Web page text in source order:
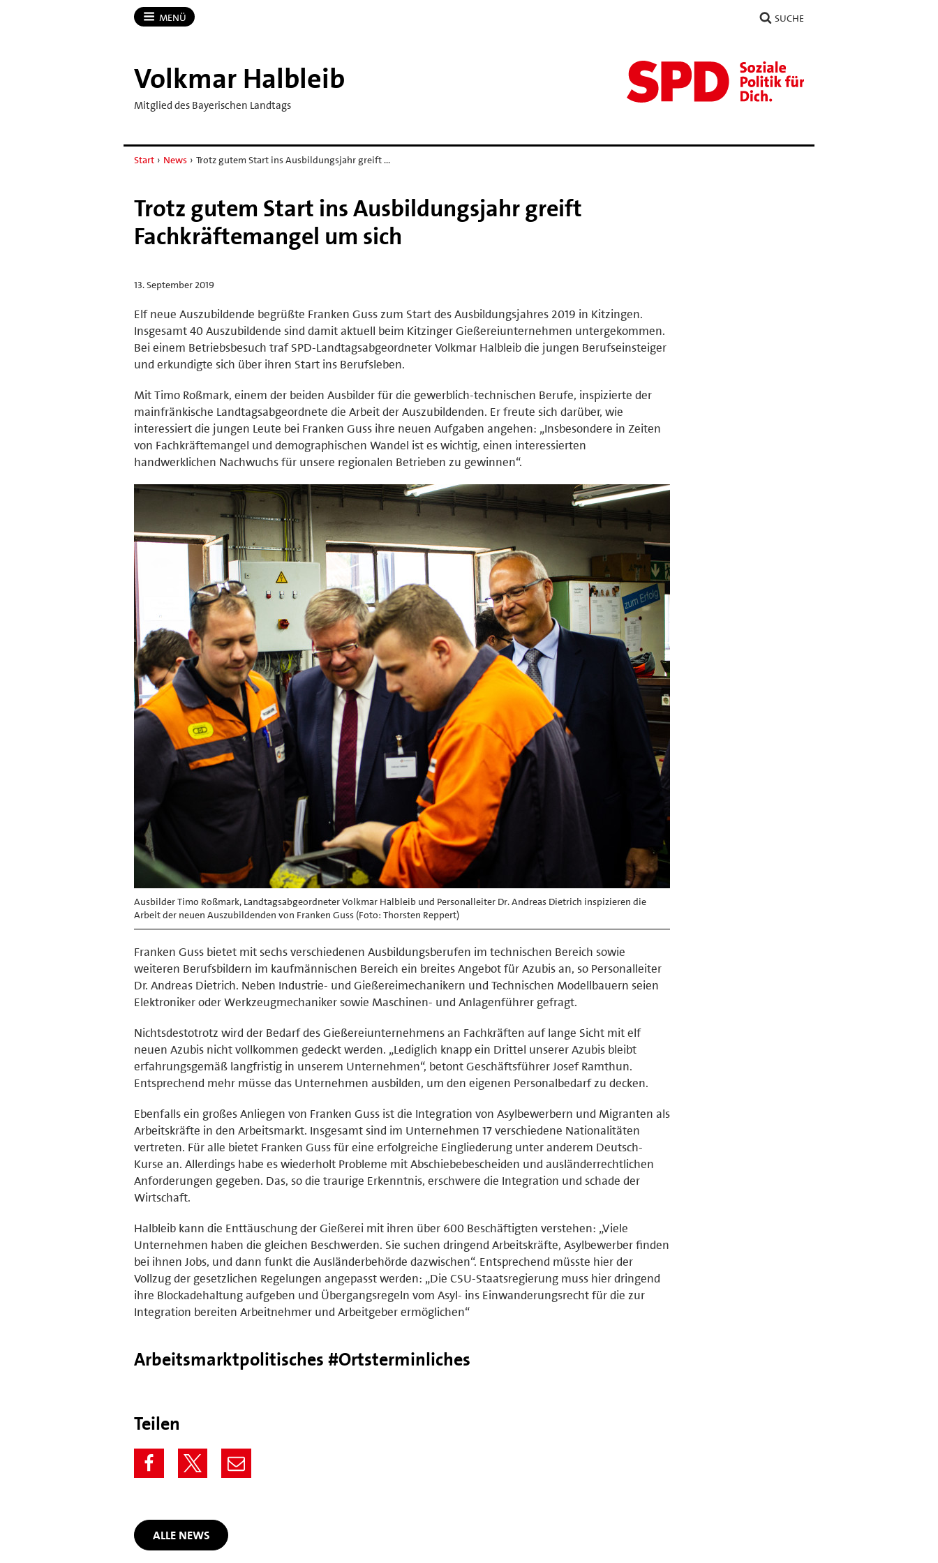
MENÜ SUCHE
Volkmar Halbleib
Mitglied des Bayerischen Landtags
Start › News › Trotz gutem Start ins Ausbildungsjahr greift …
Trotz gutem Start ins Ausbildungsjahr greift
Fachkräftemangel um sich
13. September 2019
Elf neue Auszubildende begrüßte Franken Guss zum Start des Ausbildungsjahres 2019 in Kitzingen.
Insgesamt 40 Auszubildende sind damit aktuell beim Kitzinger Gießereiunternehmen untergekommen.
Bei einem Betriebsbesuch traf SPD-Landtagsabgeordneter Volkmar Halbleib die jungen Berufseinsteiger
und erkundigte sich über ihren Start ins Berufsleben.
Mit Timo Roßmark, einem der beiden Ausbilder für die gewerblich-technischen Berufe, inspizierte der
mainfränkische Landtagsabgeordnete die Arbeit der Auszubildenden. Er freute sich darüber, wie
interessiert die jungen Leute bei Franken Guss ihre neuen Aufgaben angehen: „Insbesondere in Zeiten
von Fachkräftemangel und demographischen Wandel ist es wichtig, einen interessierten
handwerklichen Nachwuchs für unsere regionalen Betrieben zu gewinnen“.
Ausbilder Timo Roßmark, Landtagsabgeordneter Volkmar Halbleib und Personalleiter Dr. Andreas Dietrich inspizieren die
Arbeit der neuen Auszubildenden von Franken Guss (Foto: Thorsten Reppert)
Franken Guss bietet mit sechs verschiedenen Ausbildungsberufen im technischen Bereich sowie
weiteren Berufsbildern im kaufmännischen Bereich ein breites Angebot für Azubis an, so Personalleiter
Dr. Andreas Dietrich. Neben Industrie- und Gießereimechanikern und Technischen Modellbauern seien
Elektroniker oder Werkzeugmechaniker sowie Maschinen- und Anlagenführer gefragt.
Nichtsdestotrotz wird der Bedarf des Gießereiunternehmens an Fachkräften auf lange Sicht mit elf
neuen Azubis nicht vollkommen gedeckt werden. „Lediglich knapp ein Drittel unserer Azubis bleibt
erfahrungsgemäß langfristig in unserem Unternehmen“, betont Geschäftsführer Josef Ramthun.
Entsprechend mehr müsse das Unternehmen ausbilden, um den eigenen Personalbedarf zu decken.
Ebenfalls ein großes Anliegen von Franken Guss ist die Integration von Asylbewerbern und Migranten als
Arbeitskräfte in den Arbeitsmarkt. Insgesamt sind im Unternehmen 17 verschiedene Nationalitäten
vertreten. Für alle bietet Franken Guss für eine erfolgreiche Eingliederung unter anderem Deutsch-
Kurse an. Allerdings habe es wiederholt Probleme mit Abschiebebescheiden und ausländerrechtlichen
Anforderungen gegeben. Das, so die traurige Erkenntnis, erschwere die Integration und schade der
Wirtschaft.
Halbleib kann die Enttäuschung der Gießerei mit ihren über 600 Beschäftigten verstehen: „Viele
Unternehmen haben die gleichen Beschwerden. Sie suchen dringend Arbeitskräfte, Asylbewerber finden
bei ihnen Jobs, und dann funkt die Ausländerbehörde dazwischen“. Entsprechend müsste hier der
Vollzug der gesetzlichen Regelungen angepasst werden: „Die CSU-Staatsregierung muss hier dringend
ihre Blockadehaltung aufgeben und Übergangsregeln vom Asyl- ins Einwanderungsrecht für die zur
Integration bereiten Arbeitnehmer und Arbeitgeber ermöglichen“
Arbeitsmarktpolitisches #Ortsterminliches
Teilen
ALLE NEWS